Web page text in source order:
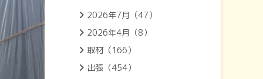
2026年7月（47）
2026年4月（8）
取材（166）
出張（454）